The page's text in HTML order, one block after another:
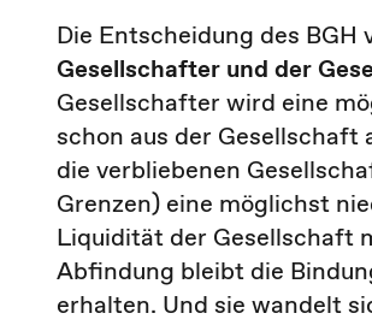
Die Entscheidung des
Gesellschafter und der
Gesellschafter wird eine
schon aus der Gesellschaft
die verbliebenen
Grenzen) eine möglichst
Liquidität der Gesellschaft
Abfindung bleibt die
erhalten. Und sie wandelt